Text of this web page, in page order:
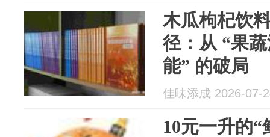
木瓜枸杞饮
径：从 “果
能” 的破局
佳味添成 2026-07-
10元一升的